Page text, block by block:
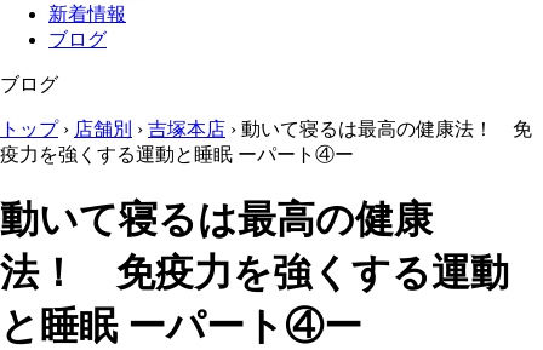
新着情報
ブログ
ブログ
トップ› 店舗別 › 吉塚本店 › 動いて寝るは最高の健康法！ 免
疫力を強くする運動と睡眠 ーパート④ー
動いて寝るは最高の健康
法！ 免疫力を強くする運動
と睡眠 ーパート④ー